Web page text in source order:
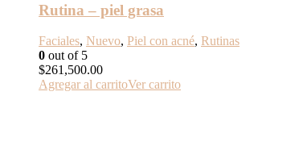
Rutina – piel grasa
Faciales, Nuevo, Piel con acné, Rutinas
0 out of 5
$261,500.00
Agregar al carritoVer carrito